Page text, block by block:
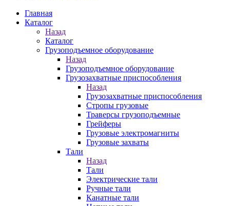
Главная
Каталог
Назад
Каталог
Грузоподъемное оборудование
Назад
Грузоподъемное оборудование
Грузозахватные приспособления
Назад
Грузозахватные приспособления
Стропы грузовые
Траверсы грузоподъемные
Грейферы
Грузовые электромагниты
Грузовые захваты
Тали
Назад
Тали
Электрические тали
Ручные тали
Канатные тали